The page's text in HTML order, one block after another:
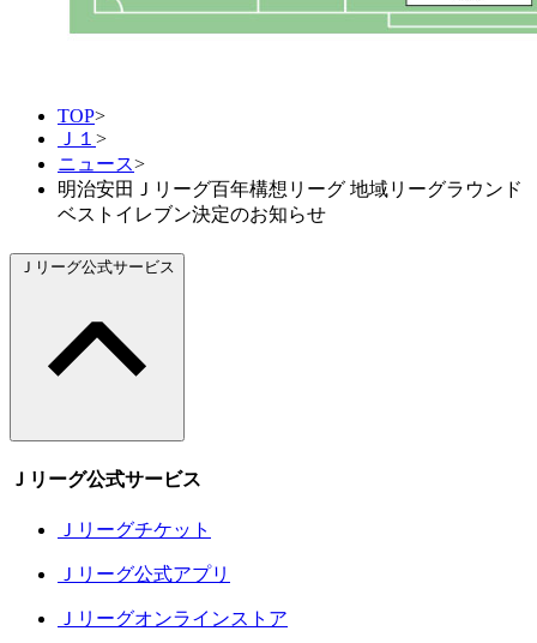
TOP>
Ｊ１ >
ニュース>
明治安田Ｊリーグ百年構想リーグ 地域リーグラウンド
ベストイレブン決定のお知らせ
Ｊリーグ公式サービス
Ｊリーグ公式サービス
Ｊリーグチケット
Ｊリーグ公式アプリ
Ｊリーグオンラインストア